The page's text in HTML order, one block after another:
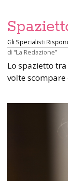
Gli Specialisti
di “La Redazione”
Lo spazietto
volte scompare